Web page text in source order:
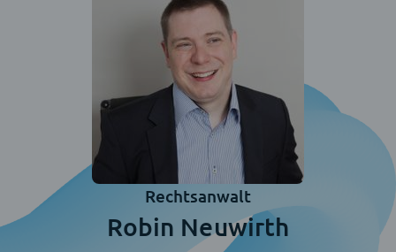
Rechtsanwalt
Robin Neuwirth